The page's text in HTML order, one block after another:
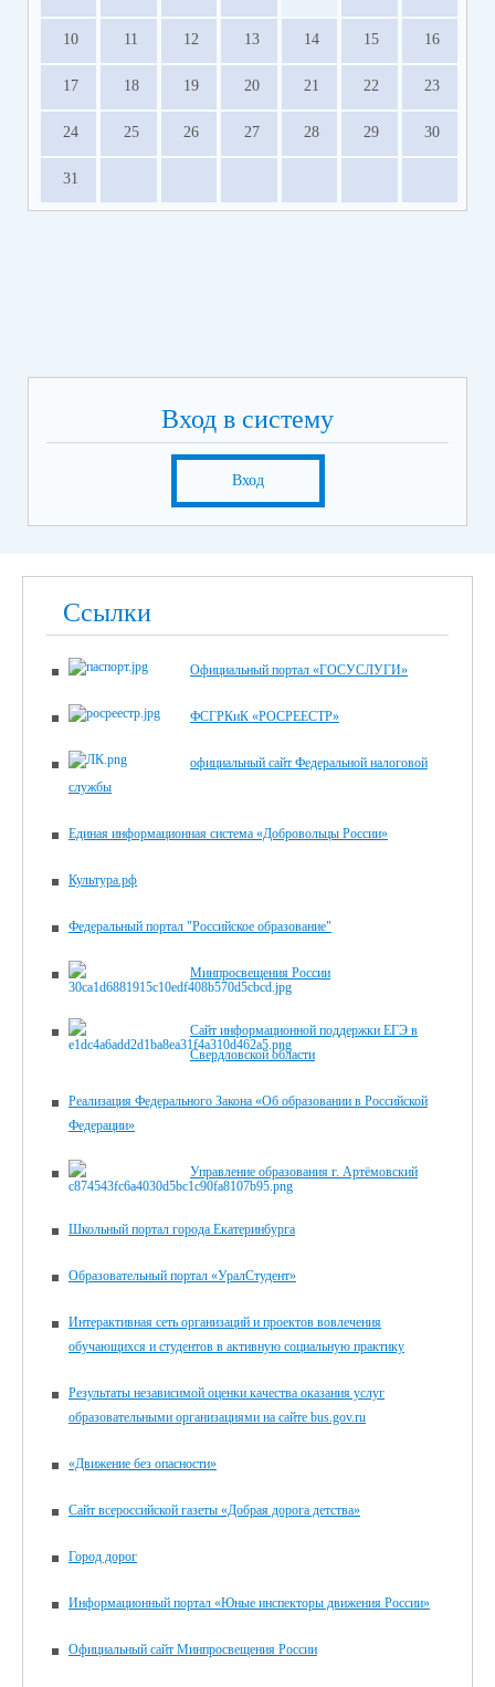
10 11 12 13 14 15 16
17 18 19 20 21 22 23
24 25 26 27 28 29 30
31
Вход в систему
Вход
Ссылки
Официальный портал «ГОСУСЛУГИ»
ФСГРКиК «РОСРЕЕСТР»
официальный сайт Федеральной налоговой
службы
Единая информационная система «Добровольцы России»
Культура.рф
Федеральный портал "Российское образование"
Минпросвещения России
Сайт информационной поддержки ЕГЭ в
Свердловской области
Реализация Федерального Закона «Об образовании в Российской
Федерации»
Управление образования г. Артёмовский
Школьный портал города Екатеринбурга
Образовательный портал «УралСтудент»
Интерактивная сеть организаций и проектов вовлечения
обучающихся и студентов в активную социальную практику
Результаты независимой оценки качества оказания услуг
образовательными организациями на сайте bus.gov.ru
«Движение без опасности»
Сайт всероссийской газеты «Добрая дорога детства»
Город дорог
Информационный портал «Юные инспекторы движения России»
Официальный сайт Минпросвещения России